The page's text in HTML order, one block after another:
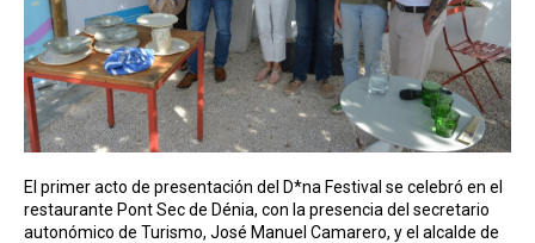
El primer acto de presentación del D*na Festival se celebró en el
restaurante Pont Sec de Dénia, con la presencia del secretario
autonómico de Turismo, José Manuel Camarero, y el alcalde de